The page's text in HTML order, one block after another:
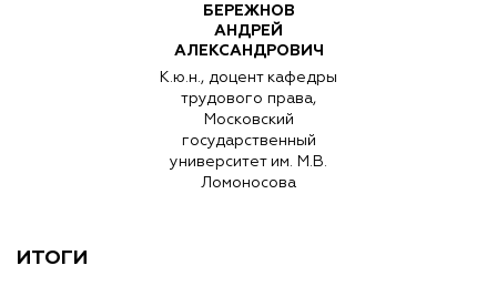
БЕРЕЖНОВ
АНДРЕЙ
АЛЕКСАНДРОВИЧ
К.ю.н., доцент кафедры
трудового права,
Московский
государственный
университет им. М.В.
Ломоносова
ИТОГИ